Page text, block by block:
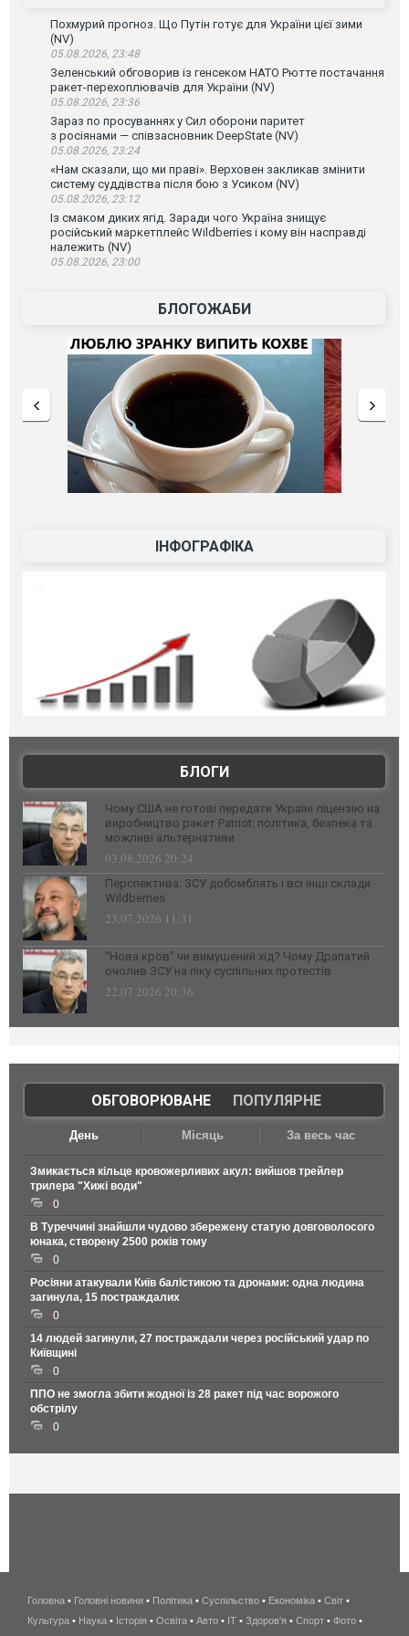
Похмурий прогноз. Що Путін готує для України цієї зими
(NV)
05.08.2026, 23:48
Зеленський обговорив із генсеком НАТО Рютте постачання
ракет-перехоплювачів для України (NV)
05.08.2026, 23:36
Зараз по просуваннях у Сил оборони паритет
з росіянами — співзасновник DeepState (NV)
05.08.2026, 23:24
«Нам сказали, що ми праві». Верховен закликав змінити
систему суддівства після бою з Усиком (NV)
05.08.2026, 23:12
Із смаком диких ягід. Заради чого Україна знищує
російський маркетплейс Wildberries і кому він насправді
належить (NV)
05.08.2026, 23:00
БЛОГОЖАБИ
ІНФОГРАФІКА
БЛОГИ
Чому США не готові передати Україні ліцензію на
виробництво ракет Patriot: політика, безпека та
можливі альтернативи
03.08.2026 20:24
Перспектива: ЗСУ добомблять і всі інші склади
Wildberries
23.07.2026 11:31
“Нова кров” чи вимушений хід? Чому Драпатий
очолив ЗСУ на піку суспільних протестів
22.07.2026 20:36
ОБГОВОРЮВАНЕ| ПОПУЛЯРНЕ
День Місяць За весь час
Змикається кільце кровожерливих акул: вийшов трейлер
трилера "Хижі води"
0
В Туреччині знайшли чудово збережену статую довговолосого
юнака, створену 2500 років тому
0
Росіяни атакували Київ балістикою та дронами: одна людина
загинула, 15 постраждалих
0
14 людей загинули, 27 постраждали через російський удар по
Київщині
0
ППО не змогла збити жодної із 28 ракет під час ворожого
обстрілу
0
беспроводной
интернет
Головна • Головні новини • Політика • Суспільство • Економіка • Світ •
Культура • Наука • Історія • Освіта • Авто • IT • Здоров'я • Спорт • Фото •